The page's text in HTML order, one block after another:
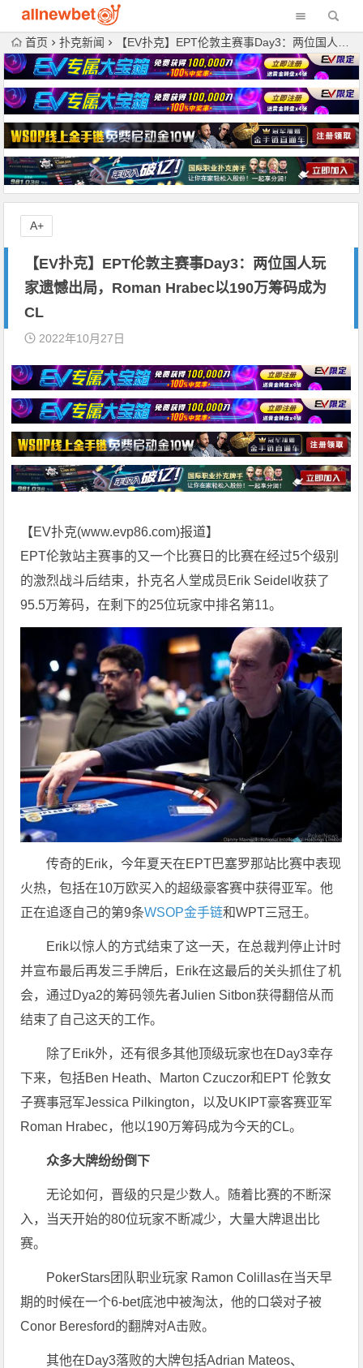
首页 扑克新闻 【EV扑克】EPT伦敦主赛事Day3：两位国人玩家遗憾出局，Roman Hrabec以190万筹码成为CL
【EV扑克】EPT伦敦主赛事Day3：两位国人玩
家遗憾出局，Roman Hrabec以190万筹码成为
CL
2022年10月27日
【EV扑克(www.evp86.com)报道】
EPT伦敦站主赛事的又一个比赛日的比赛在经过5个级别
的激烈战斗后结束，扑克名人堂成员Erik Seidel收获了
95.5万筹码，在剩下的25位玩家中排名第11。
传奇的Erik，今年夏天在EPT巴塞罗那站比赛中表现
火热，包括在10万欧买入的超级豪客赛中获得亚军。他
正在追逐自己的第9条WSOP金手链和WPT三冠王。
Erik以惊人的方式结束了这一天，在总裁判停止计时
并宣布最后再发三手牌后，Erik在这最后的关头抓住了机
会，通过Dya2的筹码领先者Julien Sitbon获得翻倍从而
结束了自己这天的工作。
除了Erik外，还有很多其他顶级玩家也在Day3幸存
下来，包括Ben Heath、Marton Czuczor和EPT 伦敦女
子赛事冠军Jessica Pilkington，以及UKIPT豪客赛亚军
Roman Hrabec，他以190万筹码成为今天的CL。
众多大牌纷纷倒下
无论如何，晋级的只是少数人。随着比赛的不断深
入，当天开始的80位玩家不断减少，大量大牌退出比
赛。
PokerStars团队职业玩家 Ramon Colillas在当天早
期的时候在一个6-bet底池中被淘汰，他的口袋对子被
Conor Beresford的翻牌对A击败。
其他在Day3落败的大牌包括Adrian Mateos、
A+